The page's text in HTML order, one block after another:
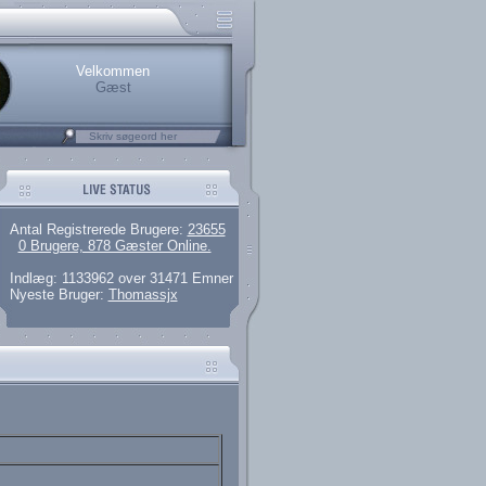
brugere
artikler og 135 guides
her.
Velkommen
Gæst
Antal Registrerede Brugere: 23655
0 Brugere, 878 Gæster Online.
Indlæg: 1133962 over 31471 Emner
Nyeste Bruger: Thomassjx